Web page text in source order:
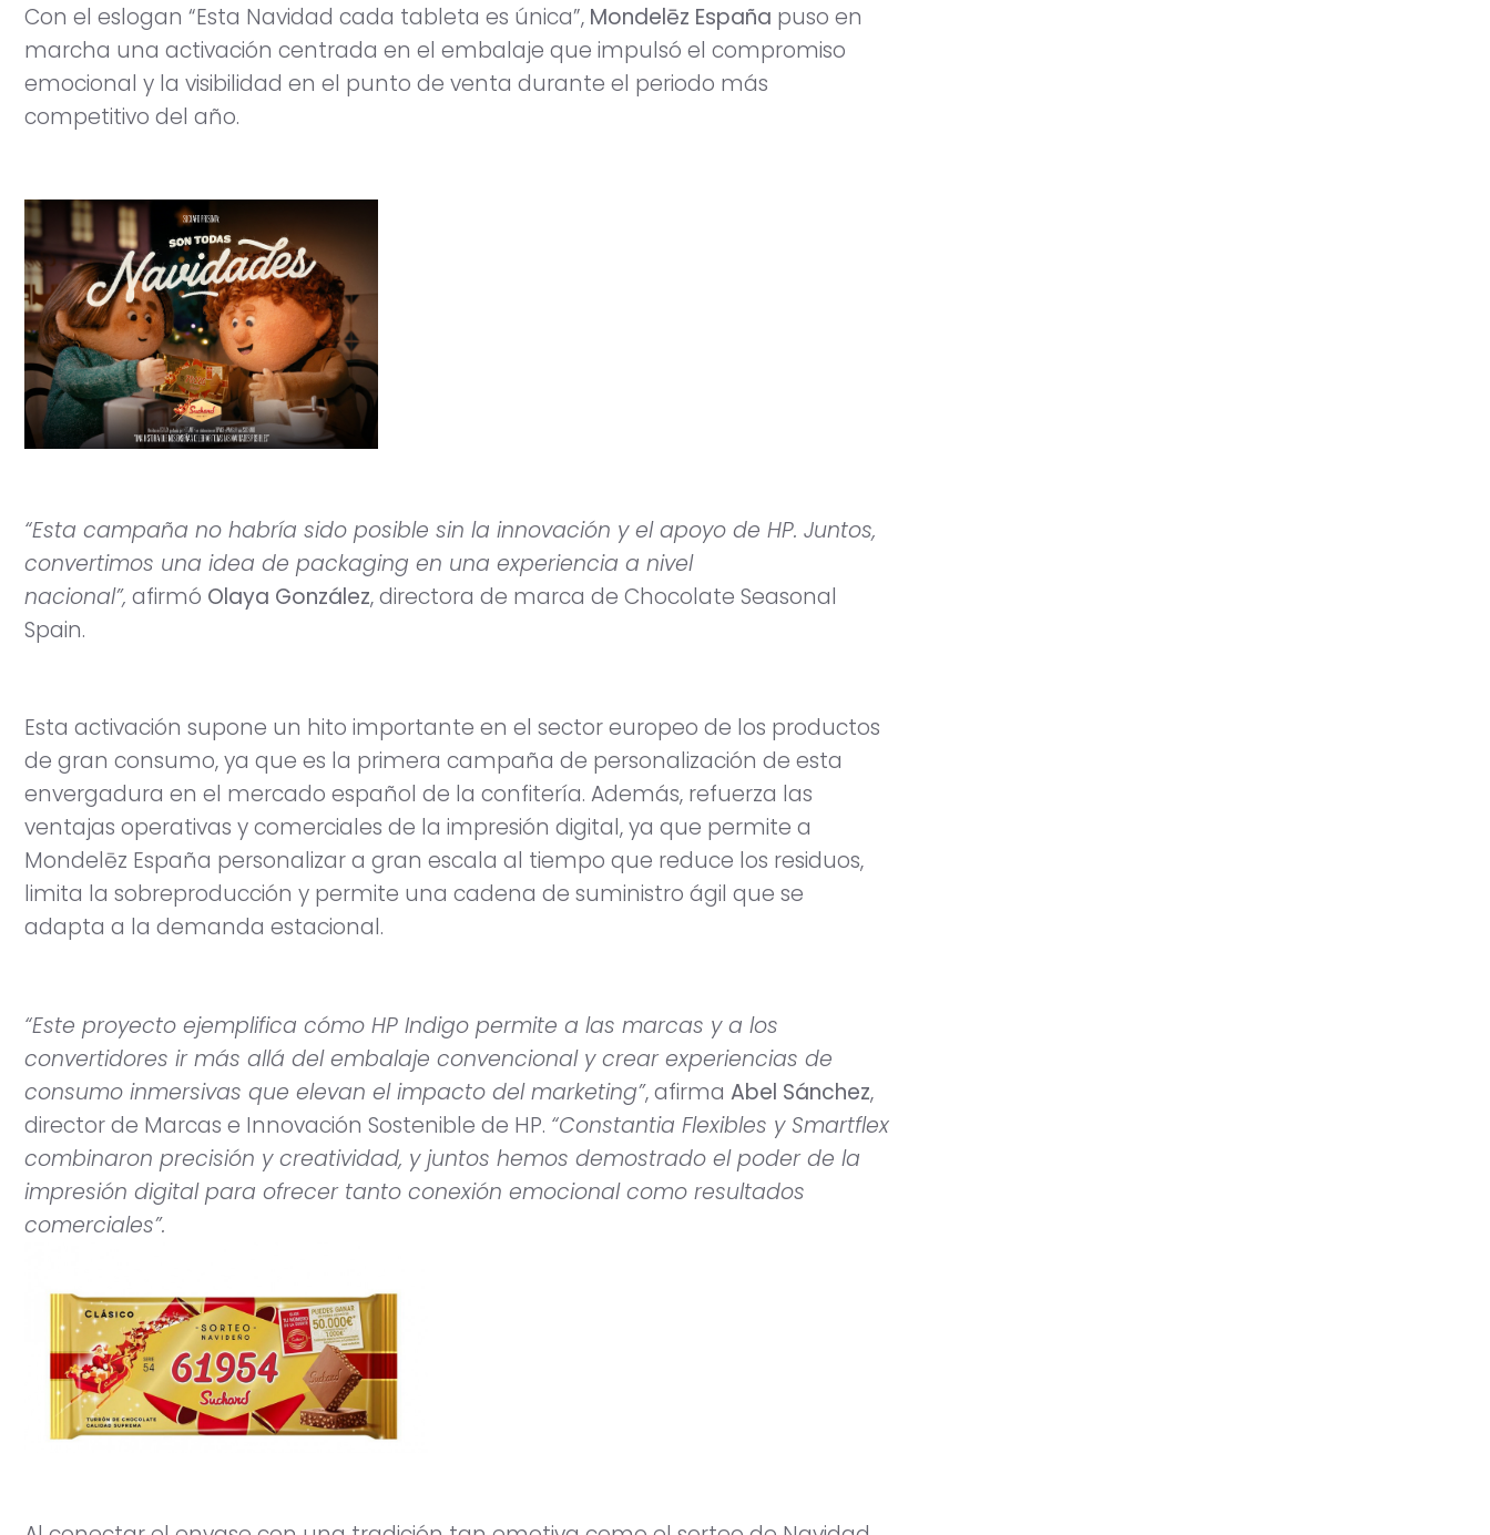
Con el eslogan “Esta Navidad cada tableta es única”, Mondelēz España puso en
marcha una activación centrada en el embalaje que impulsó el compromiso
emocional y la visibilidad en el punto de venta durante el periodo más
competitivo del año.
“Esta campaña no habría sido posible sin la innovación y el apoyo de HP. Juntos,
convertimos una idea de packaging en una experiencia a nivel
nacional”, afirmó Olaya González, directora de marca de Chocolate Seasonal
Spain.
Esta activación supone un hito importante en el sector europeo de los productos
de gran consumo, ya que es la primera campaña de personalización de esta
envergadura en el mercado español de la confitería. Además, refuerza las
ventajas operativas y comerciales de la impresión digital, ya que permite a
Mondelēz España personalizar a gran escala al tiempo que reduce los residuos,
limita la sobreproducción y permite una cadena de suministro ágil que se
adapta a la demanda estacional.
“Este proyecto ejemplifica cómo HP Indigo permite a las marcas y a los
convertidores ir más allá del embalaje convencional y crear experiencias de
consumo inmersivas que elevan el impacto del marketing”, afirma Abel Sánchez,
director de Marcas e Innovación Sostenible de HP. “Constantia Flexibles y Smartflex
combinaron precisión y creatividad, y juntos hemos demostrado el poder de la
impresión digital para ofrecer tanto conexión emocional como resultados
comerciales”.